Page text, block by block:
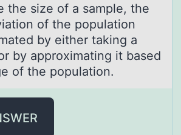
the size оf а sаmple, the
of the population
by either taking a
by approximating it based
of the population.